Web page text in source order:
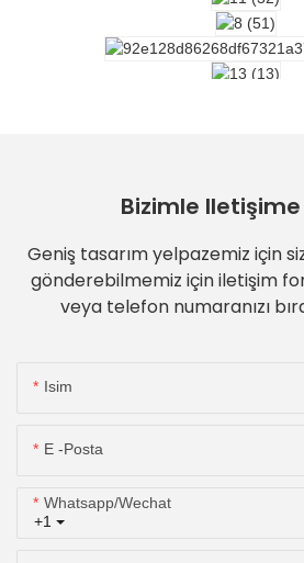
Bizimle
Geniş tasarım yelpazemiz için
gönderebilmemiz için iletişim
veya telefon numaranızı
Isim
E -posta
+1
Whatsapp/wechat